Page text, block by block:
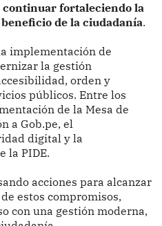
fortaleciendo la
de la ciudadanía.
implementación de
la gestión
orden y
públicos. Entre los
de la Mesa de
a Gob.pe, el
digital y la
la PIDE.
acciones para alcanzar
estos compromisos,
con una gestión moderna,